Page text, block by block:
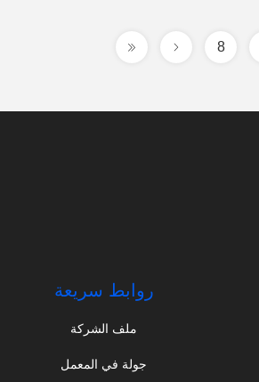
8
روابط سريعة
ملف الشركة
جولة في المعمل